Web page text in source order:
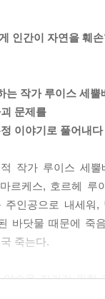
인간이 자연을 훼
는 작가 루이스 세뿔
문제를
이야기로 풀어내다
작가 루이스 세뿔
르케스, 호르헤
주인공으로 내세
바닷물 때문에 죽
죽는다.
속을 지키기 위